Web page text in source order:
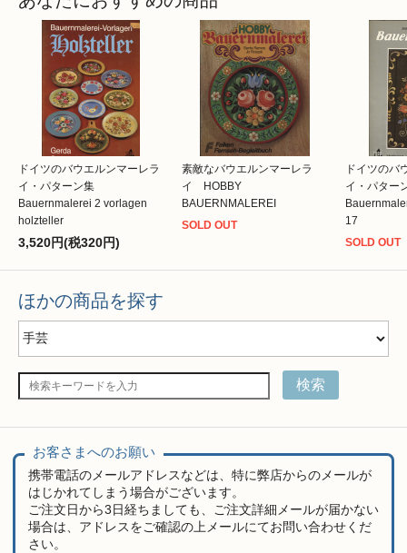
ドイツのバウエルンマーレラ
イ・パターン集
Bauernmalerei 2 vorlagen
holzteller
3,520円(税320円)
素敵なバウエルンマーレラ
イ HOBBY
BAUERNMALEREI
SOLD OUT
ドイツのバ
イ・パタ
17
SOLD OUT
ほかの商品を探す
検索
お客さまへのお願い
携帯電話のメールアドレスなどは、特に弊店からのメールが
はじかれてしまう場合がございます。
ご注文日から3日経ちましても、ご注文詳細メールが届かない
場合は、アドレスをご確認の上メールにてお問い合わせくだ
さい。